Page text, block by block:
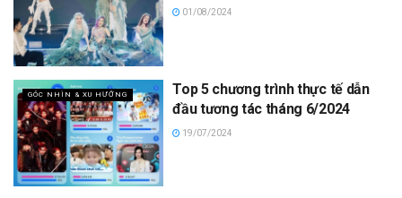
01/08/2024
GÓC NHÌN & XU HƯỚNG
Top 5 chương trình thực tế dẫn
đầu tương tác tháng 6/2024
19/07/2024